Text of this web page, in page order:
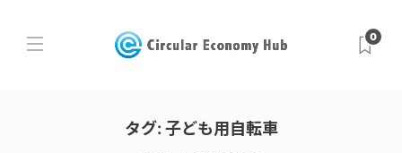
0
タグ: 子ども用自転車